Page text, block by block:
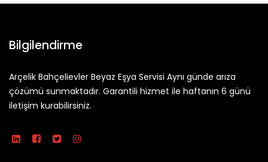
Bilgilendirme
Arçelik Bahçelievler Beyaz Eşya Servisi Aynı günde arıza
çözümü sunmaktadır. Garantili hizmet ile haftanın 6 günü
iletişim kurabilirsiniz.